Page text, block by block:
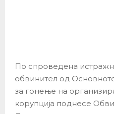
По спроведена
обвинител од
за гонење на
корупција поднесе